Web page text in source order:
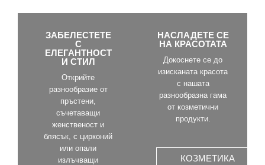
ЗАБЕЛЕСТЕТЕ
С
ЕЛЕГАНТНОСТ
И СТИЛ
Открийте
разнообразие от
пръстени,
съчетаващи
женственост и
блясък, с цирконий
или опали
излъчващи
НАСЛАДЕТЕ СЕ
НА КРАСОТАТА
Докоснете се до
изисканата красота
с нашата
разнообразна гама
от козметични
продукти.
КОЗМЕТИКА